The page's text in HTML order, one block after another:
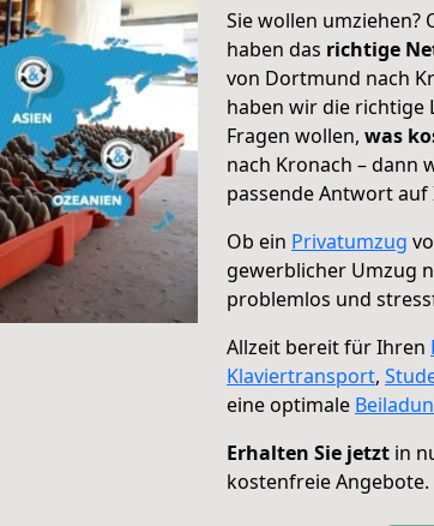
Sie wollen umziehen?
haben das richtige
von Dortmund nach
haben wir die richtige
Fragen wollen, was
nach Kronach – dann
passende Antwort
Ob ein Privatumzug
gewerblicher Umzug
problemlos und
Allzeit bereit für Ihren
Klaviertransport,
eine optimale
Erhalten Sie jetzt in
kostenfreie Angebote.